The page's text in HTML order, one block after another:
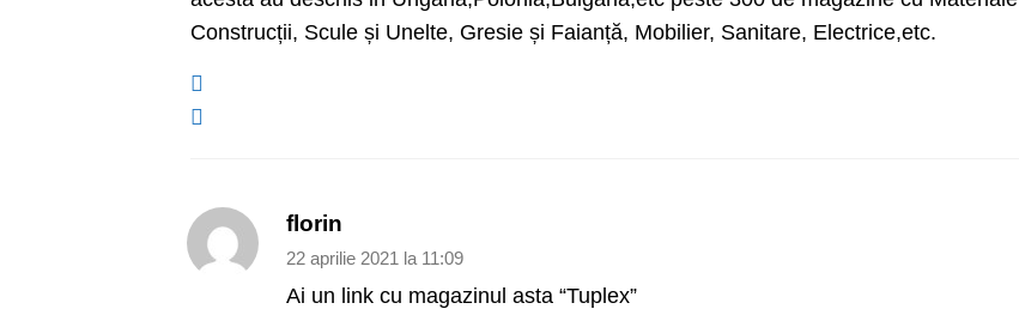
Construcții, Scule și Unelte, Gresie și Faianță, Mobilier, Sanitare, Electrice,etc.
florin
22 aprilie 2021 la 11:09
Ai un link cu magazinul asta “Tuplex”